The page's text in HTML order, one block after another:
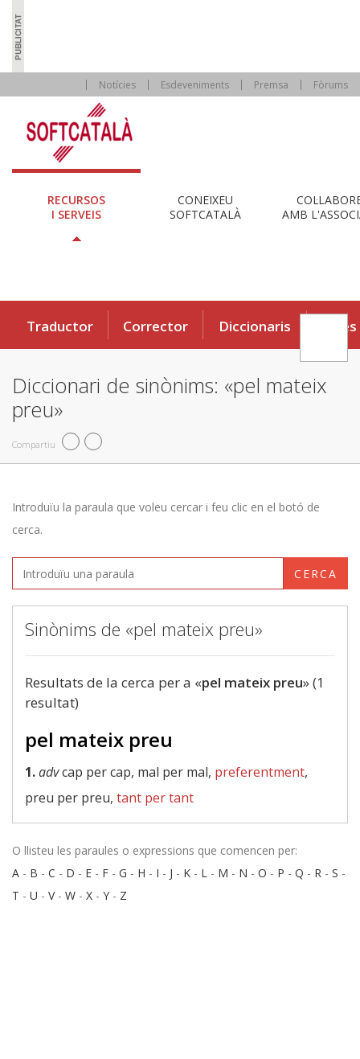
Notícies Esdeveniments Premsa Fòrums
RECURSOS
I SERVEIS
CONEIXEU
SOFTCATALÀ
AMB
Traductor Corrector Diccionaris Eines
Diccionari de sinònims: «pel mateix
preu»
Compartiu
Introduïu la paraula que voleu cercar i feu clic en el botó de
cerca.
CERCA
Sinònims de «pel mateix preu»
Resultats de la cerca per a «pel mateix preu» (1
resultat)
pel mateix preu
1.advcap per cap, mal per mal, preferentment,
preu per preu, tant per tant
O llisteu les paraules o expressions que comencen per:
A - B - C - D - E - F - G - H - I - J - K - L - M - N - O - P - Q - R - S -
T - U - V- W - X - Y - Z